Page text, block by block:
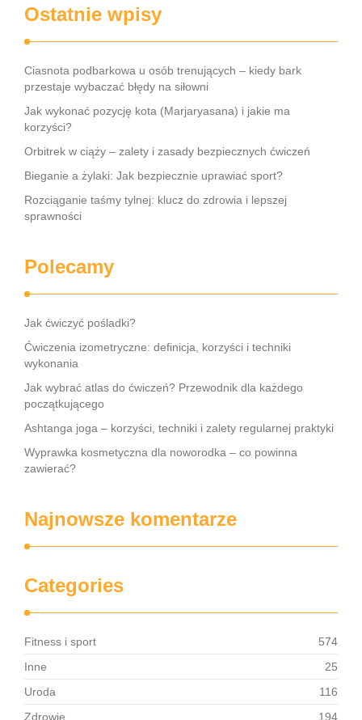
Ostatnie wpisy
Ciasnota podbarkowa u osób trenujących – kiedy bark
przestaje wybaczać błędy na siłowni
Jak wykonać pozycję kota (Marjaryasana) i jakie ma
korzyści?
Orbitrek w ciąży – zalety i zasady bezpiecznych ćwiczeń
Bieganie a żylaki: Jak bezpiecznie uprawiać sport?
Rozciąganie taśmy tylnej: klucz do zdrowia i lepszej
sprawności
Polecamy
Jak ćwiczyć pośladki?
Ćwiczenia izometryczne: definicja, korzyści i techniki
wykonania
Jak wybrać atlas do ćwiczeń? Przewodnik dla każdego
początkującego
Ashtanga joga – korzyści, techniki i zalety regularnej praktyki
Wyprawka kosmetyczna dla noworodka – co powinna
zawierać?
Najnowsze komentarze
Categories
Fitness i sport
574
Inne
25
Uroda
116
Zdrowie
194